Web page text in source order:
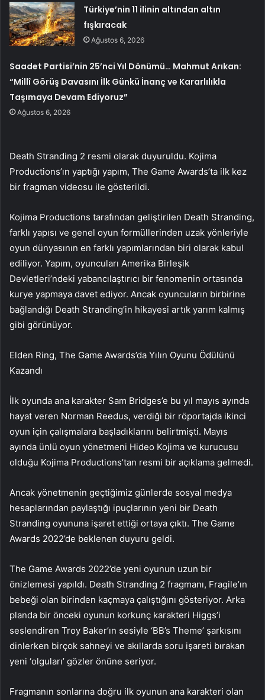
Türkiye’nin 11 ilinin altından altın
fışkıracak
Ağustos 6, 2026
Saadet Partisi’nin 25’nci Yıl Dönümü… Mahmut Arıkan:
“Millî Görüş Davasını İlk Günkü İnanç ve Kararlılıkla
Taşımaya Devam Ediyoruz”
Ağustos 6, 2026
Death Stranding 2 resmi olarak duyuruldu. Kojima
Productions’ın yaptığı yapım, The Game Awards’ta ilk kez
bir fragman videosu ile gösterildi.
Kojima Productions tarafından geliştirilen Death Stranding,
farklı yapısı ve genel oyun formüllerinden uzak yönleriyle
oyun dünyasının en farklı yapımlarından biri olarak kabul
ediliyor. Yapım, oyuncuları Amerika Birleşik
Devletleri’ndeki yabancılaştırıcı bir fenomenin ortasında
kurye yapmaya davet ediyor. Ancak oyuncuların birbirine
bağlandığı Death Stranding’in hikayesi artık yarım kalmış
gibi görünüyor.
Elden Ring, The Game Awards’da Yılın Oyunu Ödülünü
Kazandı
İlk oyunda ana karakter Sam Bridges’e bu yıl mayıs ayında
hayat veren Norman Reedus, verdiği bir röportajda ikinci
oyun için çalışmalara başladıklarını belirtmişti. Mayıs
ayında ünlü oyun yönetmeni Hideo Kojima ve kurucusu
olduğu Kojima Productions’tan resmi bir açıklama gelmedi.
Ancak yönetmenin geçtiğimiz günlerde sosyal medya
hesaplarından paylaştığı ipuçlarının yeni bir Death
Stranding oyununa işaret ettiği ortaya çıktı. The Game
Awards 2022’de beklenen duyuru geldi.
The Game Awards 2022’de yeni oyunun uzun bir
önizlemesi yapıldı. Death Stranding 2 fragmanı, Fragile’ın
bebeği olan birinden kaçmaya çalıştığını gösteriyor. Arka
planda bir önceki oyunun korkunç karakteri Higgs’i
seslendiren Troy Baker’ın sesiyle ‘BB’s Theme’ şarkısını
dinlerken birçok sahneyi ve akıllarda soru işareti bırakan
yeni ‘olguları’ gözler önüne seriyor.
Fragmanın sonlarına doğru ilk oyunun ana karakteri olan